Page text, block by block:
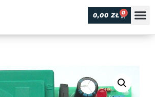
0,00 ZŁ 0